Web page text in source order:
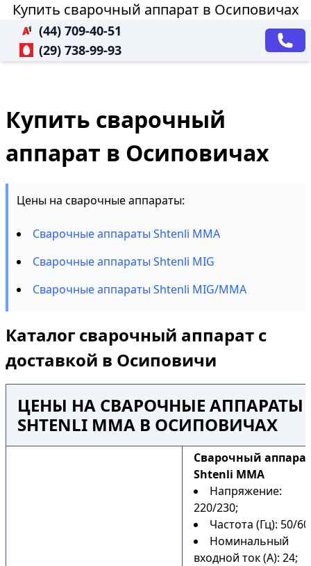
Купить сварочный аппарат в Осиповичах
(44) 709-40-51
(29) 738-99-93
Купить сварочный
аппарат в Осиповичах
Цены на сварочные аппараты:
Сварочные аппараты Shtenli MMA
Сварочные аппараты Shtenli MIG
Сварочные аппараты Shtenli MIG/MMA
Каталог сварочный аппарат с
доставкой в Осиповичи
ЦЕНЫ НА СВАРОЧНЫЕ АППАРАТЫ
SHTENLI MMA В ОСИПОВИЧАХ
Сварочный
Shtenli MMA
Напряжение:
220/230;
Частота (Гц): 50/
Номинальный
входной ток (А): 24;